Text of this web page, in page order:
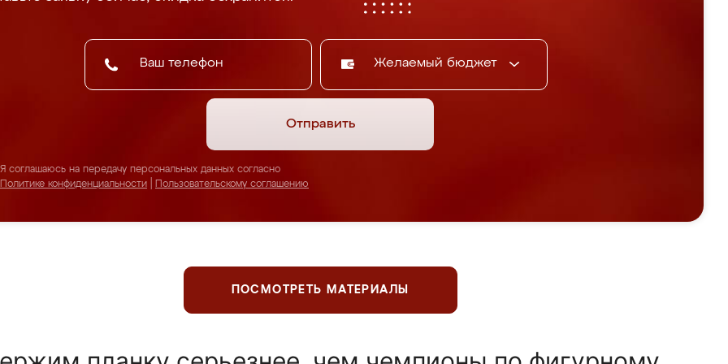
Желаемый бюджет
Отправить
Я соглашаюсь на передачу персональных данных согласно
Политике конфиденциальности
Пользовательскому соглашению
ПОСМОТРЕТЬ МАТЕРИАЛЫ